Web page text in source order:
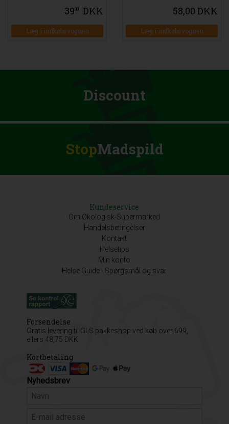
3900 DKK
Læg i indkøbsvognen
58,00 DKK
Læg i indkøbsvognen
Discount
StopMadspild
Kundeservice
Om Økologisk-Supermarked
Handelsbetingelser
Kontakt
Helsetips
Min konto
Helse Guide - Spørgsmål og svar
Forsendelse
Gratis levering til GLS pakkeshop ved køb over 699,
ellers 48,75 DKK
Kortbetaling
Nyhedsbrev